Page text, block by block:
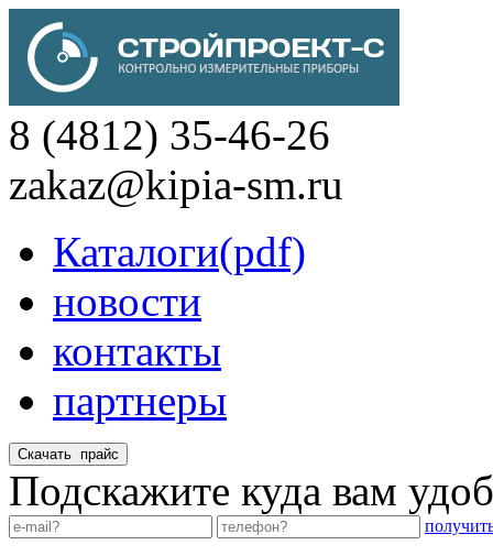
8 (4812) 35-46-26
zakaz@kipia-sm.ru
Каталоги(pdf)
новости
контакты
партнеры
Подскажите куда вам